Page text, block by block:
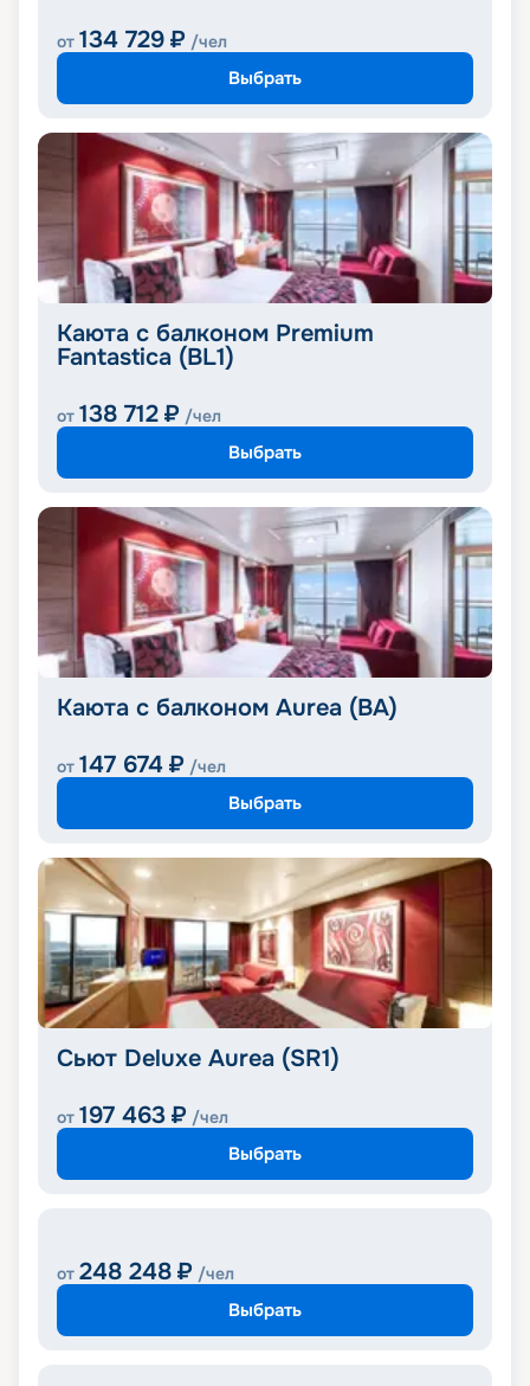
от 134 729 ₽ /чел
Выбрать
Каюта с балконом Premium
Fantastica (BL1)
от 138 712 ₽ /чел
Выбрать
Каюта с балконом Aurea (BA)
от 147 674 ₽ /чел
Выбрать
Сьют Deluxe Aurea (SR1)
от 197 463 ₽ /чел
Выбрать
от 248 248 ₽ /чел
Выбрать